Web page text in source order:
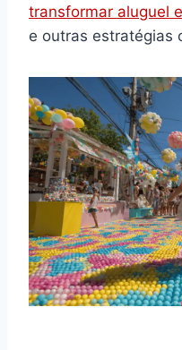
transformar aluguel
e outras estratégias